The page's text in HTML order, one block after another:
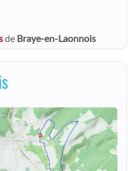
de Braye-en-Laonnois